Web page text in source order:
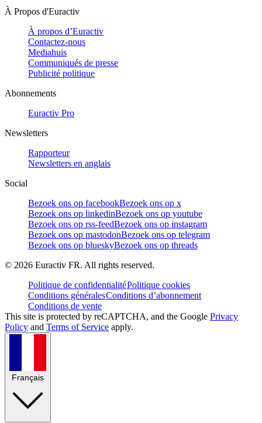
À Propos d'Euractiv
À propos d’Euractiv
Contactez-nous
Mediahuis
Communiqués de presse
Publicité politique
Abonnements
Euractiv Pro
Newsletters
Rapporteur
Newsletters en anglais
Social
Bezoek ons op facebookBezoek ons op x
Bezoek ons op linkedinBezoek ons op youtube
Bezoek ons op rss-feedBezoek ons op instagram
Bezoek ons op mastodonBezoek ons op telegram
Bezoek ons op blueskyBezoek ons op threads
© 2026 Euractiv FR. All rights reserved.
Politique de confidentialitéPolitique cookies
Conditions généralesConditions d’abonnement
Conditions de vente
This site is protected by reCAPTCHA, and the Google Privacy
Policy and Terms of Service apply.
Français